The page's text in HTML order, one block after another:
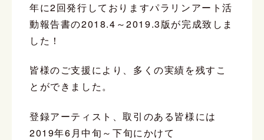
年に2回発行しておりますパラリンアート活
動報告書の2018.4～2019.3版が完成致しま
した！
皆様のご支援により、多くの実績を残すこ
とができました。
登録アーティスト、取引のある皆様には
2019年6月中旬～下旬にかけて